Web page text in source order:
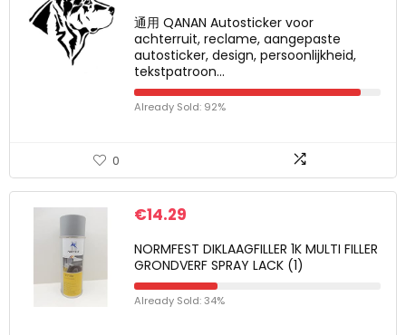
通用 QANAN Autosticker voor
achterruit, reclame, aangepaste
autosticker, design, persoonlijkheid,
tekstpatroon…
Already Sold: 92%
0
€14.29
NORMFEST DIKLAAGFILLER 1K MULTI FILLER
GRONDVERF SPRAY LACK (1)
Already Sold: 34%